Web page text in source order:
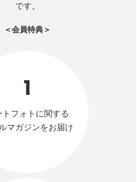
です。
＜会員特典＞
1
トフォトに関する
マガジンをお届け